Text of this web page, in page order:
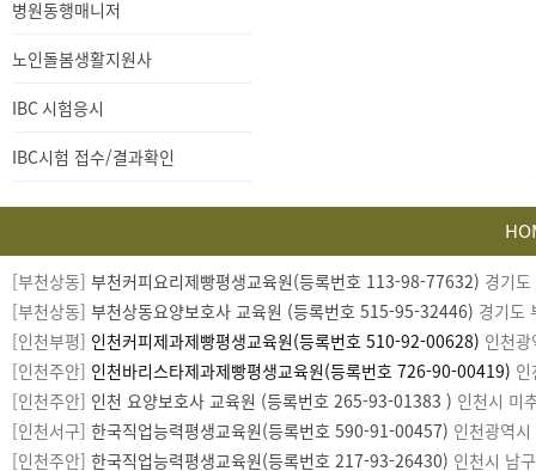
과확인
병원동행매니저
노인돌봄생활지원사
IBC 시험응시
IBC시험 접수/결과확인
[부천상동] 부천커피요리제빵평생교육원(등록번호 113-98-77632) 경기
[부천상동] 부천상동요양보호사 교육원 (등록번호 515-95-32446) 경기도
[인천부평] 인천커피제과제빵평생교육원(등록번호 510-92-00628) 인천
[인천주안] 인천바리스타제과제빵평생교육원(등록번호 726-90-00419) 인
[인천주안] 인천 요양보호사 교육원 (등록번호 265-93-01383 ) 인천시 미
[인천서구] 한국직업능력평생교육원(등록번호 590-91-00457) 인천광역
[인천주안] 한국직업능력평생교육원(등록번호 217-93-26430) 인천시 남